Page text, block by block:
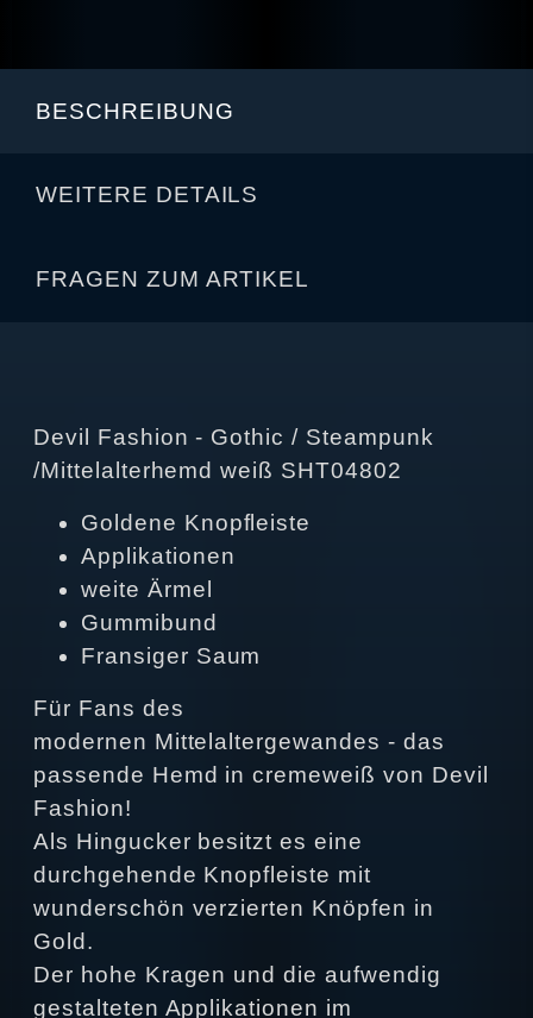
BESCHREIBUNG
WEITERE DETAILS
FRAGEN ZUM ARTIKEL
Devil Fashion - Gothic / Steampunk
/Mittelalterhemd weiß SHT04802
Goldene Knopfleiste
Applikationen
weite Ärmel
Gummibund
Fransiger Saum
Für Fans des
modernen Mittelaltergewandes - das
passende Hemd in cremeweiß von Devil
Fashion!
Als Hingucker besitzt es eine
durchgehende Knopfleiste mit
wunderschön verzierten Knöpfen in
Gold.
Der hohe Kragen und die aufwendig
gestalteten Applikationen im